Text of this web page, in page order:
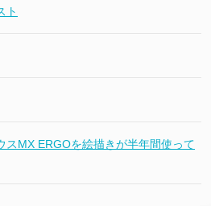
ト
スMX ERGOを絵描きが半年間使って